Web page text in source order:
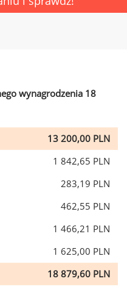
wynagrodzenia 18
13 200,00 PLN
1 842,65 PLN
283,19 PLN
462,55 PLN
1 466,21 PLN
1 625,00 PLN
18 879,60 PLN